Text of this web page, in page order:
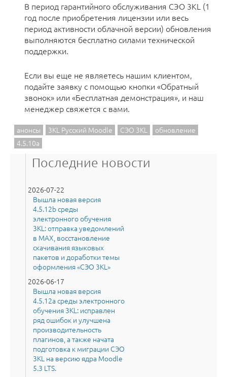
В период гарантийного обслуживания СЭО 3KL (1
год после приобретения лицензии или весь
период активности облачной версии) обновления
выполняются бесплатно силами технической
поддержки.
Если вы еще не являетесь нашим клиентом,
подайте заявку с помощью кнопки «Обратный
звонок» или «Бесплатная демонстрация», и наш
менеджер свяжется с вами.
анонсы 3KL Русский Moodle СЭО 3KL
обновление
4.5.10a
Последние новости
2026-07-22
Вышла новая версия
4.5.12b среды
электронного обучения
3KL: отправка уведомлений
в MAX, восстановление
скачивания языковых
пакетов и доработки темы
оформления «СЭО 3KL»
2026-06-17
Вышла новая версия
4.5.12a среды электронного
обучения 3KL: исправлен
ряд ошибок и улучшена
производительность
плагинов, а также начата
подготовка к миграции СЭО
3KL на версию ядра Moodle
5.3 LTS.